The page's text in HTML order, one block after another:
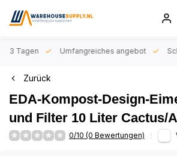
3 Tagen Umfangreiches angebot
Zurück
EDA-Kompost-Design-
und Filter 10 Liter Cactus/
0/10 (0 Bewertungen)